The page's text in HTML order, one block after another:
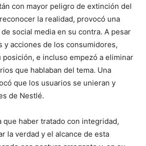
con mayor peligro de extinción del
la realidad, provocó una
social media en su contra. A pesar
y acciones de los consumidores,
posición, e incluso empezó a eliminar
que hablaban del tema. Una
que los usuarios se unieran y
de Nestlé.
que haber tratado con integridad,
la verdad y el alcance de esta